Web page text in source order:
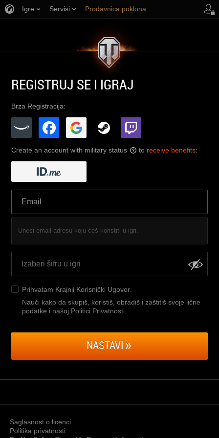
Igre Servisi Prodavnica poklona
REGISTRUJ SE I IGRAJ
Brza Registracija:
Create an account with military status ? to receive benefits:
Unesi email adresu koju ćeš koristiti u igri.
Prihvatam Krajnji Korisnički Ugovor
Nauči kako da skupiš, koristiš, obradiš i zaštitiš svoje lične
podatke i našoj Politici Privatnosti
NASTAVI
Saglasnost o licenci
Politika privatnosti